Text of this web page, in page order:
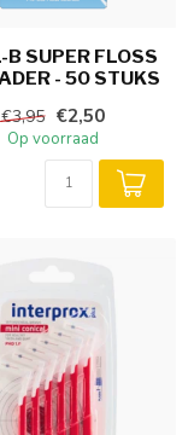
B SUPER FLOSS
- 50 STUKS
€3,95 €2,50
Op voorraad